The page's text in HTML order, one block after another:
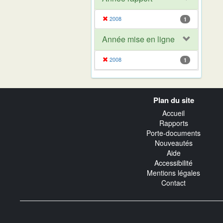
2008 1
Année mise en ligne
2008 1
Plan du site
Accueil
Rapports
Porte-documents
Nouveautés
Aide
Accessibilité
Mentions légales
Contact